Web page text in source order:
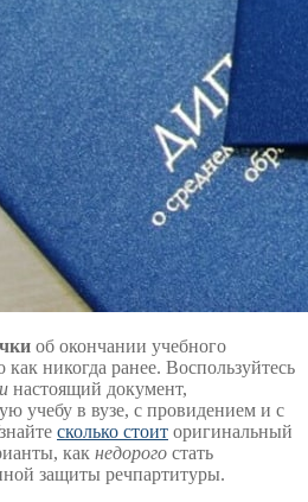
об окончании учебного
как никогда ранее. Воспользуйтесь
настоящий документ,
учебу в вузе, с провидением и с
сколько стоит оригинальный
как недорого стать
защиты речпартитуры.